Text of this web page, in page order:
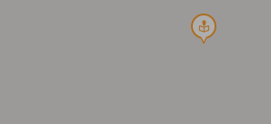
course